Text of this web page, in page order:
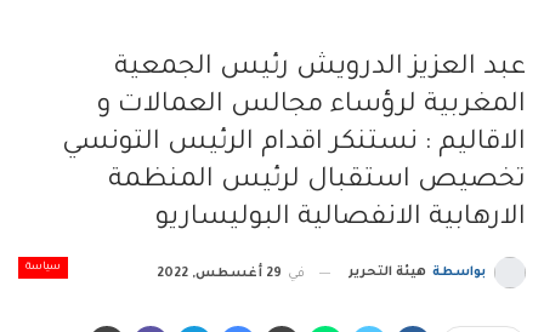
عبد العزيز الدرويش رئيس الجمعية
المغربية لرؤساء مجالس العمالات و
الاقاليم : نستنكر اقدام الرئيس التونسي
تخصيص استقبال لرئيس المنظمة
الارهابية الانفصالية البوليساريو
سياسة بواسطة هيئة التحرير في 29 أغسطس, 2022